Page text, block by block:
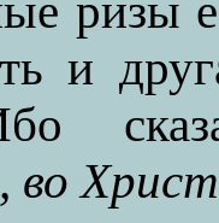
ризы
и
во